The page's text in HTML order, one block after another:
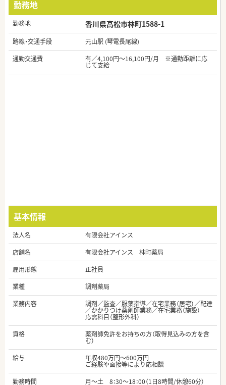
勤務地
勤務地 香川県高松市林町1588-1
路線・交通手段
元山駅 (琴電長尾線)
通勤交通費
有／4,100円～16,100円/月 ※通勤距離に応
じて支給
基本情報
法人名
有限会社アインス
店舗名
有限会社アインス 林町薬局
雇用形態
正社員
業種
調剤薬局
業務内容
調剤／監査／服薬指導／在宅業務（居宅）／配達
／かかりつけ薬剤師業務／在宅業務（施設）
応需科目（整形外科）
資格
薬剤師免許をお持ちの方（取得見込みの方を含
む）
給与
年収480万円～600万円
ご経験や面接等により応相談
勤務時間
月～土 8：30～18：00（1日8時間/休憩60分）